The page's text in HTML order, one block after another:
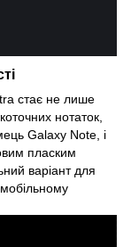
стає не лише
нотаток,
Galaxy Note, і
пласким
варіант для